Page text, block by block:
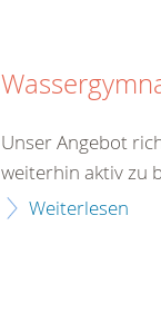
Unser Angebot
weiterhin aktiv zu
Weiterlesen